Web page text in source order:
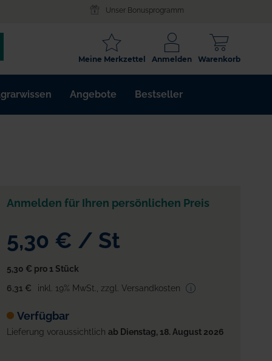
Unser Bonusprogramm
Warenkorb
Anmelden
Meine Merkzettel
Angebote Bestseller
Anmelden für Ihren persönlichen Preis
5,30 € / St
5,30 € pro 1 Stück
6,31 €
inkl. 19% MwSt. zzgl. Versandkosten
Verfügbar
Lieferung voraussichtlich ab Dienstag, 18. August 2026